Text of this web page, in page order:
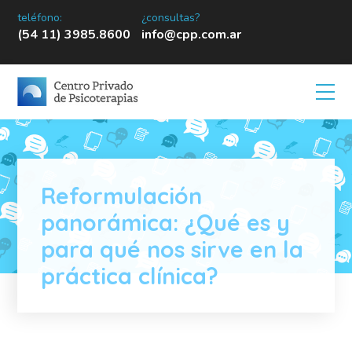
teléfono:
(54 11) 3985.8600
¿consultas?
info@cpp.com.ar
Reformulación
panorámica: ¿Qué es y
para qué nos sirve en la
práctica clínica?